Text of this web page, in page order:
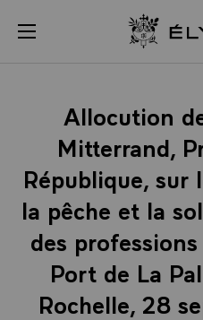
menu
Allocution
Mitterrand,
République, sur
la pêche et la
des
Port de La
Rochelle, 28
Panneau de gestion des cookies